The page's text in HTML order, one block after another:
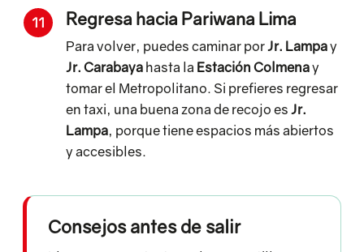
11 Regresa hacia Pariwana Lima
Para volver, puedes caminar porJr. Lampay
Jr. Carabaya hasta la Estación Colmenay
tomar el Metropolitano. Si prefieres regresar
en taxi, una buena zona de recojo es Jr.
Lampa, porque tiene espacios más abiertos
y accesibles.
Consejos antes de salir